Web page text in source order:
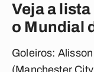
Veja a
o Mundial
Goleiros:
(Manchester